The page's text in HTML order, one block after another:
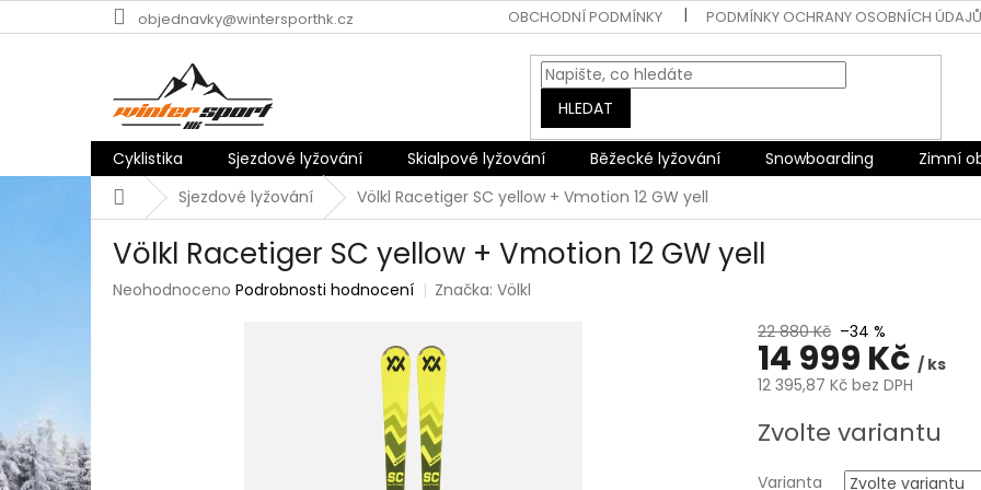
na
objednavky@wintersporthk.cz OBCHODNÍ PODMÍNKY PODMÍNKY OCHRANY OSOBNÍCH ÚDAJŮ
HLEDAT
Cyklistika Sjezdové lyžování Skialpové lyžování Běžecké lyžování Snowboarding Zimní
DomůSjezdové lyžování Völkl Racetiger SC yellow + Vmotion 12 GW yell
Völkl Racetiger SC yellow + Vmotion 12 GW yell
Průměrné
Neohodnoceno Podrobnosti hodnocení Značka:Völkl
22 880 Kč –34 %
14 999 Kč / ks
12 395,87 Kč bez DPH
cena:
Zvolte variantu
Varianta